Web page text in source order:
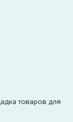
товаров для